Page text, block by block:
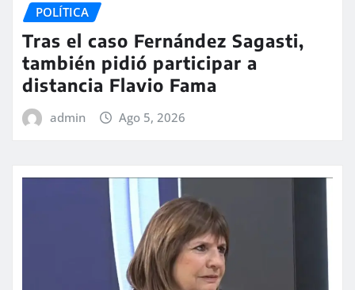
POLÍTICA
Tras el caso Fernández Sagasti,
también pidió participar a
distancia Flavio Fama
admin Ago 5, 2026